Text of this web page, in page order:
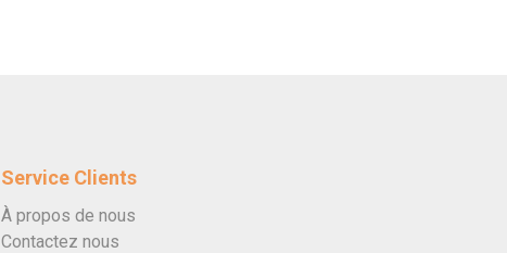
Service Clients
À propos de nous
Contactez nous